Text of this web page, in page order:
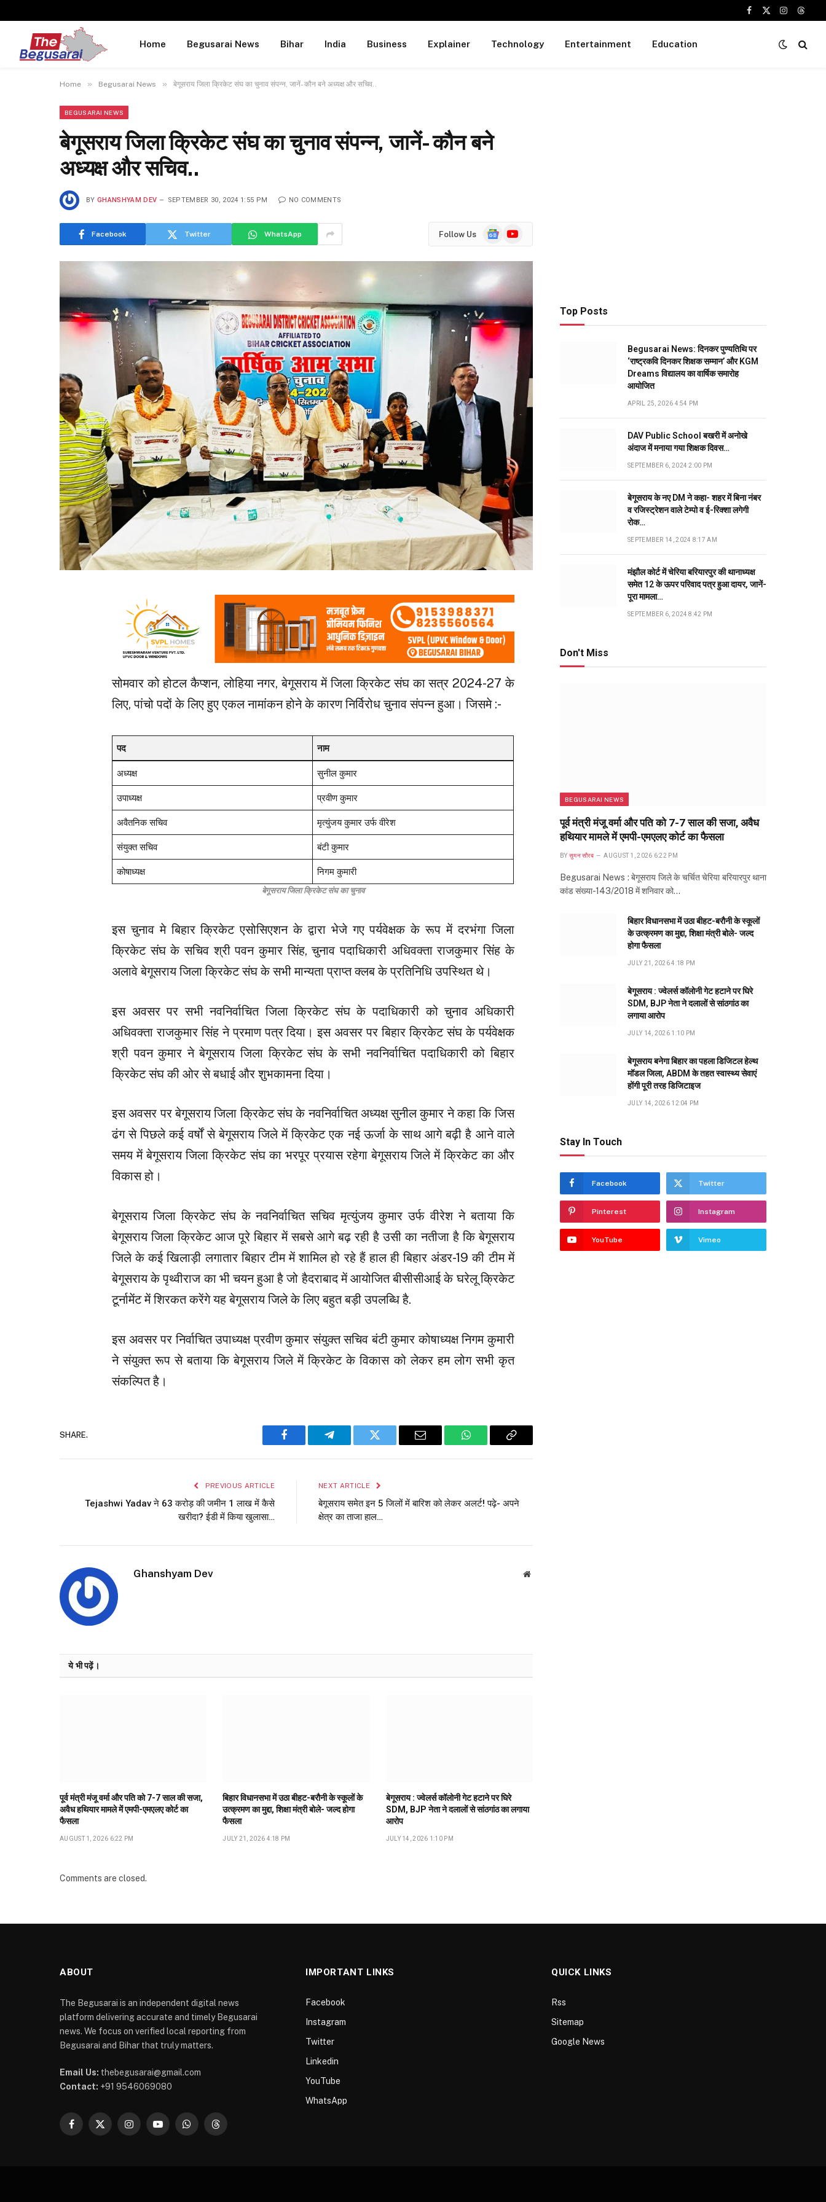
Facebook
X
Instagram
Home Begusarai News Bihar India Business Explainer Technology Entertainment Education
Home » Begusarai News » बेगूसराय जिला क्रिकेट संघ का चुनाव संपन्न, जानें- कौन बने अध्यक्ष और सचिव..
BEGUSARAI NEWS
बेगूसराय जिला क्रिकेट संघ का चुनाव संपन्न, जानें- कौन बने
अध्यक्ष और सचिव..
BY GHANSHYAM DEV SEPTEMBER 30, 2024 1:55 PM NO COMMENTS
Facebook Twitter WhatsApp Follow Us
GoogleYouTube
सोमवार को होटल कैप्शन, लोहिया नगर, बेगूसराय में जिला क्रिकेट संघ का सत्र 2024-27 के
लिए, पांचो पदों के लिए हुए एकल नामांकन होने के कारण निर्विरोध चुनाव संपन्न हुआ। जिसमे :-
पद नाम
अध्यक्ष सुनील कुमार
उपाध्यक्ष प्रवीण कुमार
अवैतनिक सचिव मृत्युंजय कुमार उर्फ वीरेश
संयुक्त सचिव बंटी कुमार
कोषाध्यक्ष निगम कुमारी
बेगूसराय जिला क्रिकेट संघ का चुनाव
इस चुनाव मे बिहार क्रिकेट एसोसिएशन के द्वारा भेजे गए पर्यवेक्षक के रूप में दरभंगा जिला
क्रिकेट संघ के सचिव श्री पवन कुमार सिंह, चुनाव पदाधिकारी अधिवक्ता राजकुमार सिंह के
अलावे बेगूसराय जिला क्रिकेट संघ के सभी मान्यता प्राप्त क्लब के प्रतिनिधि उपस्थित थे।
इस अवसर पर सभी नवनिर्वाचित जिला क्रिकेट संघ के पदाधिकारी को चुनाव अधिकारी
अधिवक्ता राजकुमार सिंह ने प्रमाण पत्र दिया। इस अवसर पर बिहार क्रिकेट संघ के पर्यवेक्षक
श्री पवन कुमार ने बेगूसराय जिला क्रिकेट संघ के सभी नवनिर्वाचित पदाधिकारी को बिहार
क्रिकेट संघ की ओर से बधाई और शुभकामना दिया।
इस अवसर पर बेगूसराय जिला क्रिकेट संघ के नवनिर्वाचित अध्यक्ष सुनील कुमार ने कहा कि जिस
ढंग से पिछले कई वर्षों से बेगूसराय जिले में क्रिकेट एक नई ऊर्जा के साथ आगे बढ़ी है आने वाले
समय में बेगूसराय जिला क्रिकेट संघ का भरपूर प्रयास रहेगा बेगूसराय जिले में क्रिकेट का और
विकास हो।
बेगूसराय जिला क्रिकेट संघ के नवनिर्वाचित सचिव मृत्युंजय कुमार उर्फ वीरेश ने बताया कि
बेगूसराय जिला क्रिकेट आज पूरे बिहार में सबसे आगे बढ़ रही है उसी का नतीजा है कि बेगूसराय
जिले के कई खिलाड़ी लगातार बिहार टीम में शामिल हो रहे हैं हाल ही बिहार अंडर-19 की टीम में
बेगूसराय के पृथ्वीराज का भी चयन हुआ है जो हैदराबाद में आयोजित बीसीसीआई के घरेलू क्रिकेट
टूर्नामेंट में शिरकत करेंगे यह बेगूसराय जिले के लिए बहुत बड़ी उपलब्धि है.
इस अवसर पर निर्वाचित उपाध्यक्ष प्रवीण कुमार संयुक्त सचिव बंटी कुमार कोषाध्यक्ष निगम कुमारी
ने संयुक्त रूप से बताया कि बेगूसराय जिले में क्रिकेट के विकास को लेकर हम लोग सभी कृत
संकल्पित है।
SHARE.
Facebook Telegram Twitter Email WhatsAppCopy
PREVIOUS ARTICLE
Tejashwi Yadav ने 63 करोड़ की जमीन 1 लाख में कैसे
खरीदा? ईडी में किया खुलासा…
NEXT ARTICLE
बेगूसराय समेत इन 5 जिलों में बारिश को लेकर अलर्ट! पढ़े- अपने
क्षेत्र का ताजा हाल…
Ghanshyam Dev Website
ये भी पढ़ें।
पूर्व मंत्री मंजू वर्मा और पति को 7-7 साल की सजा,
अवैध हथियार मामले में एमपी-एमएलए कोर्ट का
फैसला
AUGUST 1, 2026 6:22 PM
बिहार विधानसभा में उठा बीहट-बरौनी के स्कूलों के
उत्क्रमण का मुद्दा, शिक्षा मंत्री बोले- जल्द होगा
फैसला
JULY 21, 2026 4:18 PM
बेगूसराय : ज्वेलर्स कॉलोनी गेट हटाने पर घिरे
SDM, BJP नेता ने दलालों से सांठगांठ का लगाया
आरोप
JULY 14, 2026 1:10 PM
Comments are closed.
Top Posts
Begusarai News: दिनकर पुण्यतिथि पर
‘राष्ट्रकवि दिनकर शिक्षक सम्मान’ और KGM
Dreams विद्यालय का वार्षिक समारोह
आयोजित
APRIL 25, 2026 4:54 PM
DAV Public School बखरी में अनोखे
अंदाज में मनाया गया शिक्षक दिवस…
SEPTEMBER 6, 2024 2:00 PM
बेगूसराय के नए DM ने कहा- शहर में बिना नंबर
व रजिस्ट्रेशन वाले टेम्पो व ई-रिक्शा लगेगी
रोक…
SEPTEMBER 14, 2024 8:17 AM
मंझौल कोर्ट में चेरिया बरियारपुर की थानाध्यक्ष
समेत 12 के ऊपर परिवाद पत्र हुआ दायर, जानें-
पूरा मामला…
SEPTEMBER 6, 2024 8:42 PM
Don't Miss
BEGUSARAI NEWS
पूर्व मंत्री मंजू वर्मा और पति को 7-7 साल की सजा, अवैध
हथियार मामले में एमपी-एमएलए कोर्ट का फैसला
BY सुमन सौरब AUGUST 1, 2026 6:22 PM
Begusarai News : बेगूसराय जिले के चर्चित चेरिया बरियारपुर थाना
कांड संख्या-143/2018 में शनिवार को…
बिहार विधानसभा में उठा बीहट-बरौनी के स्कूलों
के उत्क्रमण का मुद्दा, शिक्षा मंत्री बोले- जल्द
होगा फैसला
JULY 21, 2026 4:18 PM
बेगूसराय : ज्वेलर्स कॉलोनी गेट हटाने पर घिरे
SDM, BJP नेता ने दलालों से सांठगांठ का
लगाया आरोप
JULY 14, 2026 1:10 PM
बेगूसराय बनेगा बिहार का पहला डिजिटल हेल्थ
मॉडल जिला, ABDM के तहत स्वास्थ्य सेवाएं
होंगी पूरी तरह डिजिटाइज
JULY 14, 2026 12:04 PM
Stay In Touch
Facebook Twitter
Pinterest Instagram
YouTube Vimeo
ABOUT
The Begusarai is an independent digital news
platform delivering accurate and timely Begusarai
news. We focus on verified local reporting from
Begusarai and Bihar that truly matters.
Email Us: thebegusarai@gmail.com
Contact: +91 9546069080
Facebook
X
InstagramYouTubeWhatsAppThreads
IMPORTANT LINKS
Facebook
Instagram
Twitter
Linkedin
YouTube
WhatsApp
QUICK LINKS
Rss
Sitemap
Google News